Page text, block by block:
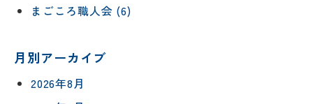
まごころ職人会 (6)
月別アーカイブ
2026年8月